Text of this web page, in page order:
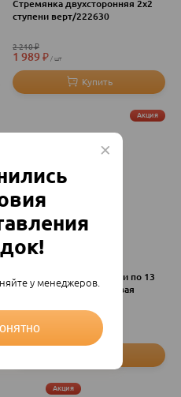
Стремянка двухсторонняя 2х2
ступени верт/222630
2 210₽
1 989₽ шт
Акция
Лестница алюм. 3 секции по 13
ступеней выс.-8,7м "Новая
21 841.20
Акция
у менеджеров.